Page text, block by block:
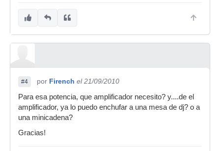
#4 por Firench el 21/09/2010
Para esa potencia, que amplificador necesito? y....de el
amplificador, ya lo puedo enchufar a una mesa de dj? o a
una minicadena?
Gracias!